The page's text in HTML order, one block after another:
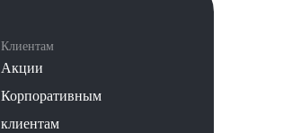
Клиентам
Акции
Корпоративным
клиентам